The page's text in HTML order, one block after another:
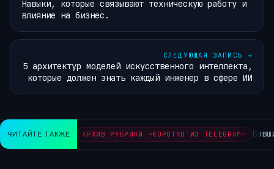
Навыки, которые связывают техническую работу и
влияние на бизнес.
СЛЕДУЮЩАЯ ЗАПИСЬ →
5 архитектур моделей искусственного интеллекта,
которые должен знать каждый инженер в сфере ИИ
ЧИТАЙТЕ ТАКЖЕ АРХИВ РУБРИКИ ~КОРОТКО ИЗ TELEGRAM~